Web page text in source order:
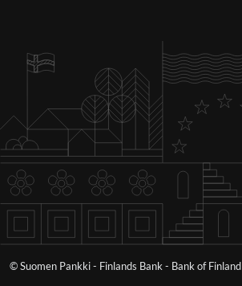
© Suomen Pankki - Finlands Bank - Bank of Finland